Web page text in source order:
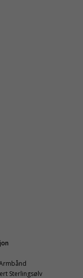
Sterlingsølv